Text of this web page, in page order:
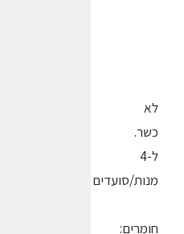
לא
כשר.
ל-4
מנות/סועדים
חומרים: